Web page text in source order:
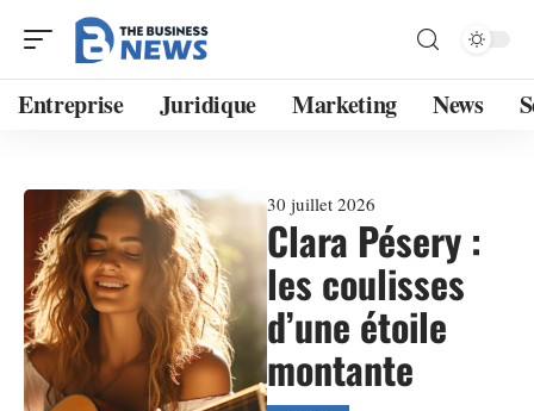
Entreprise Juridique Marketing News
30 juillet 2026
Clara Pésery :
les coulisses
d’une étoile
montante